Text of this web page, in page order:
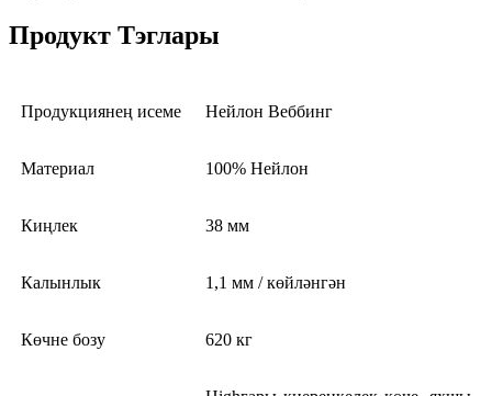
Продукт Тэглары
Продукциянең исеме Нейлон Веббинг
Материал 100% Нейлон
Киңлек 38 мм
Калынлык 1,1 мм / көйләнгән
Көчне бозу 620 кг